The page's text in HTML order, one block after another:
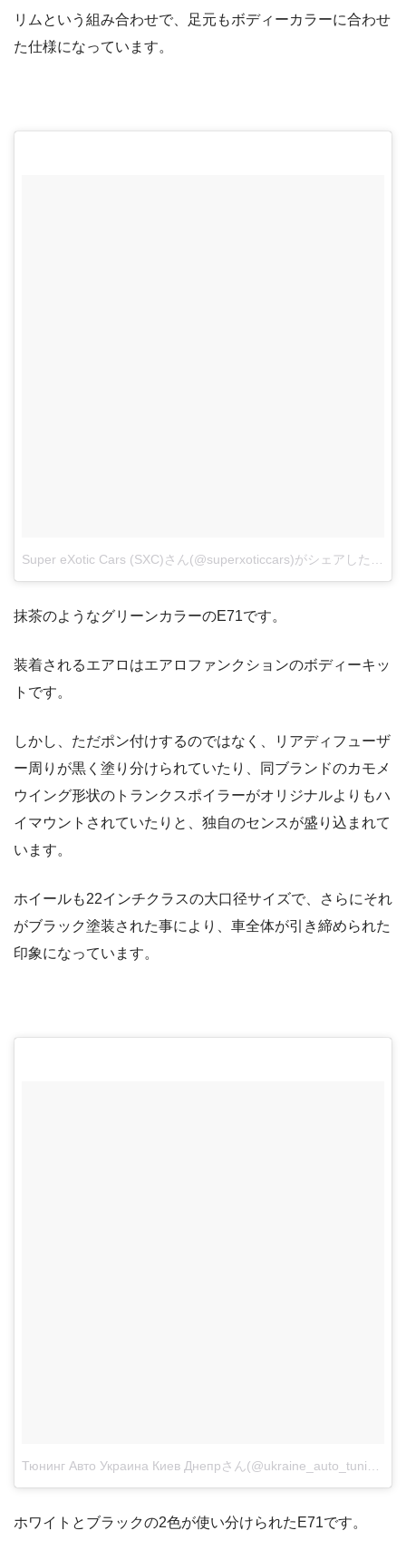
リムという組み合わせで、足元もボディーカラーに合わせ
た仕様になっています。
抹茶のようなグリーンカラーのE71です。
装着されるエアロはエアロファンクションのボディーキッ
トです。
しかし、ただポン付けするのではなく、リアディフューザ
ー周りが黒く塗り分けられていたり、同ブランドのカモメ
ウイング形状のトランクスポイラーがオリジナルよりもハ
イマウントされていたりと、独自のセンスが盛り込まれて
います。
ホイールも22インチクラスの大口径サイズで、さらにそれ
がブラック塗装された事により、車全体が引き締められた
印象になっています。
ホワイトとブラックの2色が使い分けられたE71です。